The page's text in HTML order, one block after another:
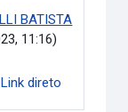
BATISTA
11:16)
Link direto